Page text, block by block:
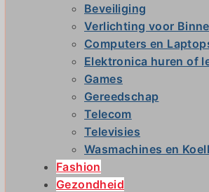
Beveiliging
Verlichting voor
Computers en
Elektronica huren of
Games
Gereedschap
Telecom
Televisies
Wasmachines en
Fashion
Gezondheid